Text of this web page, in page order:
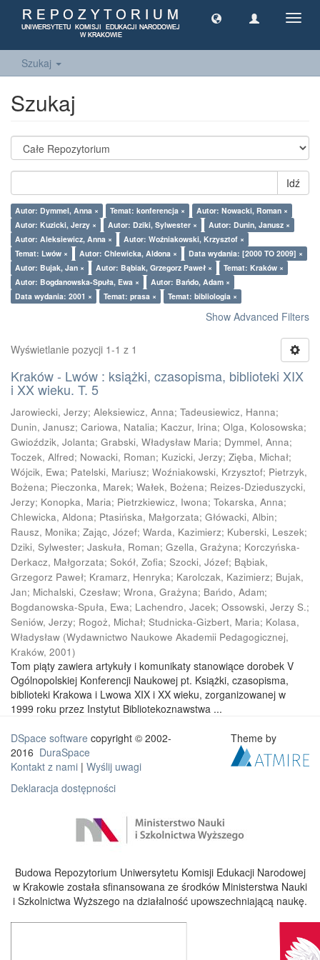
Szukaj
Szukaj
Idź
Autor: Dymmel, Anna × Temat: konferencja ×
Autor: Nowacki, Roman ×
Autor: Kuzicki, Jerzy ×
Autor: Dziki, Sylwester ×
Autor: Dunin, Janusz ×
Autor: Aleksiewicz, Anna ×
Autor: Woźniakowski, Krzysztof ×
Temat: Lwów ×
Autor: Chlewicka, Aldona ×
Data wydania: [2000 TO 2009] ×
Autor: Bujak, Jan ×
Autor: Bąbiak, Grzegorz Paweł ×
Temat: Kraków ×
Autor: Bogdanowska-Spuła, Ewa ×
Autor: Bańdo, Adam ×
Data wydania: 2001 ×
Temat: prasa × Temat: bibliologia ×
Show Advanced Filters
Wyświetlanie pozycji 1-1 z 1
Kraków - Lwów : książki, czasopisma, biblioteki XIX
i XX wieku. T. 5
Jarowiecki, Jerzy; Aleksiewicz, Anna; Tadeusiewicz, Hanna;
Dunin, Janusz; Cariowa, Natalia; Kaczur, Irina; Olga, Kolosowska;
Gwioździk, Jolanta; Grabski, Władysław Maria; Dymmel, Anna;
Toczek, Alfred; Nowacki, Roman; Kuzicki, Jerzy; Zięba, Michał;
Wójcik, Ewa; Patelski, Mariusz; Woźniakowski, Krzysztof; Pietrzyk,
Bożena; Pieczonka, Marek; Wałek, Bożena; Reizes-Dzieduszycki,
Jerzy; Konopka, Maria; Pietrzkiewicz, Iwona; Tokarska, Anna;
Chlewicka, Aldona; Ptasińska, Małgorzata; Główacki, Albin;
Rausz, Monika; Zając, Józef; Warda, Kazimierz; Kuberski, Leszek;
Dziki, Sylwester; Jaskuła, Roman; Gzella, Grażyna; Korczyńska-
Derkacz, Małgorzata; Sokół, Zofia; Szocki, Józef; Bąbiak,
Grzegorz Paweł; Kramarz, Henryka; Karolczak, Kazimierz; Bujak,
Jan; Michalski, Czesław; Wrona, Grażyna; Bańdo, Adam;
Bogdanowska-Spuła, Ewa; Lachendro, Jacek; Ossowski, Jerzy S.;
Seniów, Jerzy; Rogoż, Michał; Studnicka-Gizbert, Maria; Kolasa,
Władysław (Wydawnictwo Naukowe Akademii Pedagogicznej,
Kraków, 2001)
Tom piąty zawiera artykuły i komunikaty stanowiące dorobek V
Ogólnopolskiej Konferencji Naukowej pt. Książki, czasopisma,
biblioteki Krakowa i Lwowa XIX i XX wieku, zorganizowanej w
1999 roku przez Instytut Bibliotekoznawstwa ...
DSpace software copyright © 2002-
2016 DuraSpace
Kontakt z nami | Wyślij uwagi
Deklaracja dostępności
Theme by
Budowa Repozytorium Uniwersytetu Komisji Edukacji Narodowej
w Krakowie została sfinansowana ze środków Ministerstwa Nauki
i Szkolnictwa Wyższego na działalność upowszechniającą naukę.